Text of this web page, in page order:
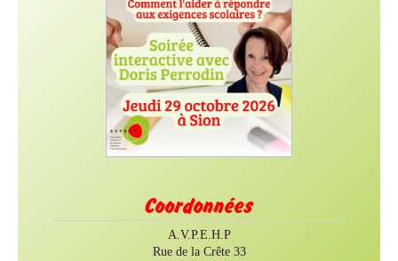
Coordonnées
A.V.P.E.H.P
Rue de la Crête 33